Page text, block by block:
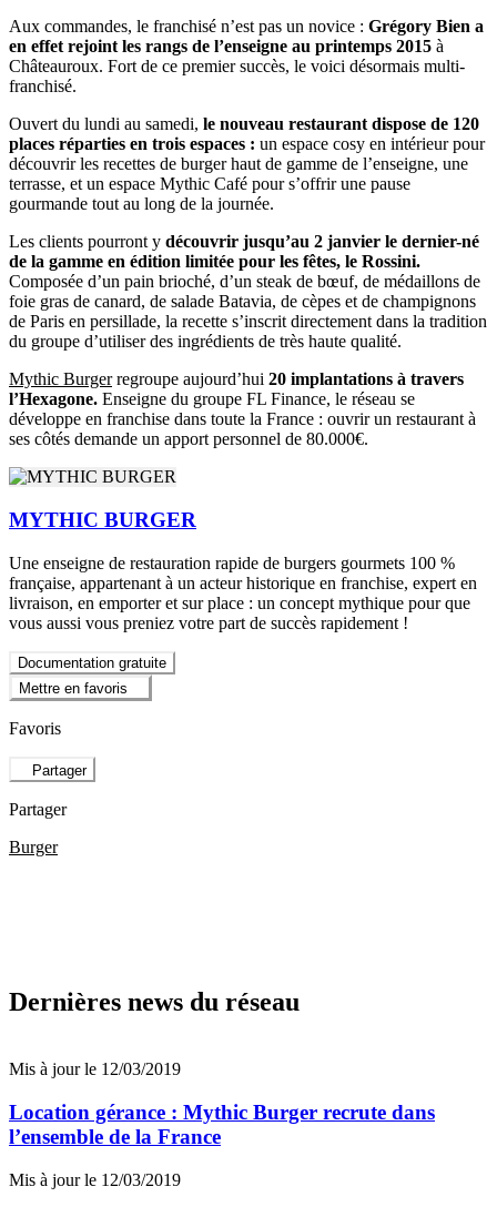
Aux commandes, le franchisé n’est pas un novice : Grégory Bien a
en effet rejoint les rangs de l’enseigne au printemps 2015 à
Châteauroux. Fort de ce premier succès, le voici désormais multi-
franchisé.
Ouvert du lundi au samedi, le nouveau restaurant dispose de 120
places réparties en trois espaces : un espace cosy en intérieur pour
découvrir les recettes de burger haut de gamme de l’enseigne, une
terrasse, et un espace Mythic Café pour s’offrir une pause
gourmande tout au long de la journée.
Les clients pourront y découvrir jusqu’au 2 janvier le dernier-né
de la gamme en édition limitée pour les fêtes, le Rossini.
Composée d’un pain brioché, d’un steak de bœuf, de médaillons de
foie gras de canard, de salade Batavia, de cèpes et de champignons
de Paris en persillade, la recette s’inscrit directement dans la tradition
du groupe d’utiliser des ingrédients de très haute qualité.
Mythic Burgerregroupe aujourd’hui 20 implantations à travers
l’Hexagone. Enseigne du groupe FL Finance, le réseau se
développe en franchise dans toute la France : ouvrir un restaurant à
ses côtés demande un apport personnel de 80.000€.
MYTHIC BURGER
Une enseigne de restauration rapide de burgers gourmets 100 %
française, appartenant à un acteur historique en franchise, expert en
livraison, en emporter et sur place : un concept mythique pour que
vous aussi vous preniez votre part de succès rapidement !
Documentation gratuite
Mettre en favoris
Favoris
Partager
Partager
Burger
Dernières news du réseau
Mis à jour le 12/03/2019
Location gérance : Mythic Burger recrute dans
l’ensemble de la France
Mis à jour le 12/03/2019